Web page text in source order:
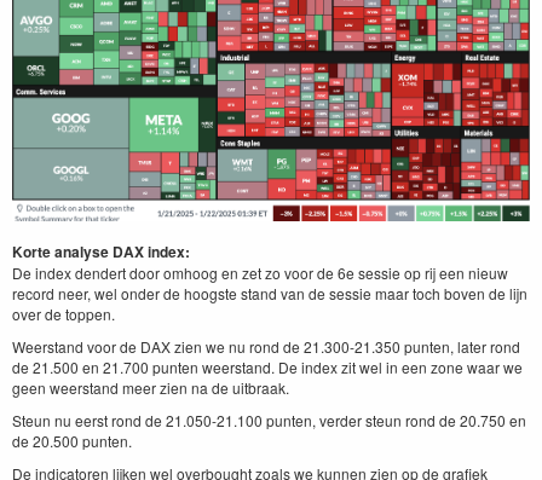
Korte analyse DAX index:
De index dendert door omhoog en zet zo voor de 6e sessie op rij een nieuw
record neer, wel onder de hoogste stand van de sessie maar toch boven de lijn
over de toppen.
Weerstand voor de DAX zien we nu rond de 21.300-21.350 punten, later rond
de 21.500 en 21.700 punten weerstand. De index zit wel in een zone waar we
geen weerstand meer zien na de uitbraak.
Steun nu eerst rond de 21.050-21.100 punten, verder steun rond de 20.750 en
de 20.500 punten.
De indicatoren lijken wel overbought zoals we kunnen zien op de grafiek